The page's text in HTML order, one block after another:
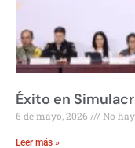
Éxito en
6 de mayo, 2026 No
Leer más »